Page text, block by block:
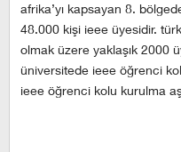
afrika’yı kapsayan 8.
48.000 kişi ieee üyesidir.
olmak üzere yaklaşık 2000
üniversitede ieee öğrenci
ieee öğrenci kolu kurulma